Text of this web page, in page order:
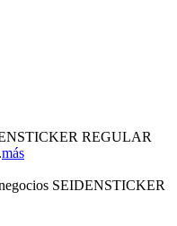
REGULAR
más
SEIDENSTICKER